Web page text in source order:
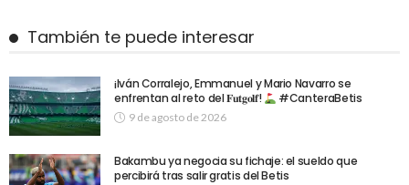
También te puede interesar
¡Iván Corralejo, Emmanuel y Mario Navarro se
enfrentan al reto del 𝐅𝐮𝐭𝐠𝐨𝐥𝐟!
#CanteraBetis
9 de agosto de 2026
Bakambu ya negocia su fichaje: el sueldo que
percibirá tras salir gratis del Betis